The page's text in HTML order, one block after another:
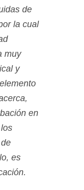
de
la cual
muy
y
en
es